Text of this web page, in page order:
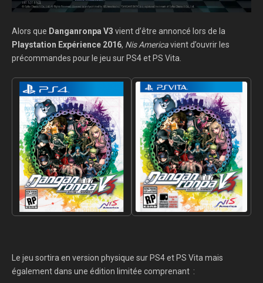
Alors que Danganronpa V3 vient d’être annoncé lors de la
Playstation Expérience 2016, Nis Americavient d’ouvrir les
précommandes pour le jeu sur PS4 et PS Vita.
Le jeu sortira en version physique sur PS4 et PS Vita mais
également dans une édition limitée comprenant :